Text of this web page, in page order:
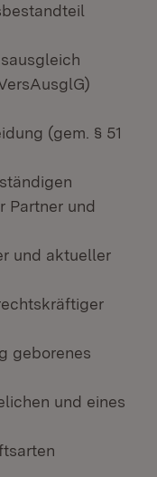
(gem. § 51
Partner und
und aktueller
geborenes
und eines